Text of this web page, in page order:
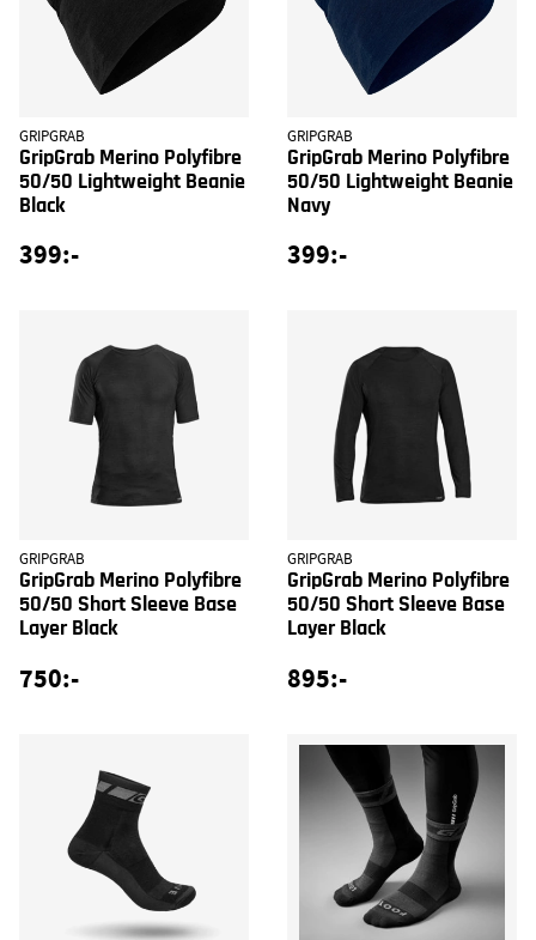
GRIPGRAB
GripGrab Merino Polyfibre
50/50 Lightweight Beanie
Black
399:-
GRIPGRAB
GripGrab Merino Polyfibre
50/50 Lightweight Beanie
Navy
399:-
GRIPGRAB
GripGrab Merino Polyfibre
50/50 Short Sleeve Base
Layer Black
750:-
GRIPGRAB
GripGrab Merino Polyfibre
50/50 Short Sleeve Base
Layer Black
895:-